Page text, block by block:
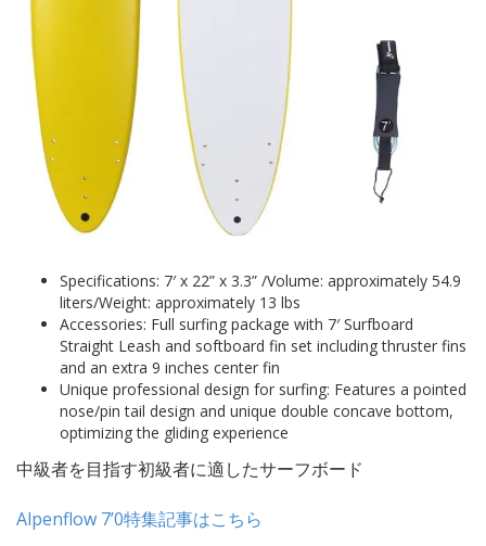
Specifications: 7′ x 22” x 3.3” /Volume: approximately 54.9
liters/Weight: approximately 13 lbs
Accessories: Full surfing package with 7′ Surfboard
Straight Leash and softboard fin set including thruster fins
and an extra 9 inches center fin
Unique professional design for surfing: Features a pointed
nose/pin tail design and unique double concave bottom,
optimizing the gliding experience
中級者を目指す初級者に適したサーフボード
Alpenflow 7’0特集記事はこちら